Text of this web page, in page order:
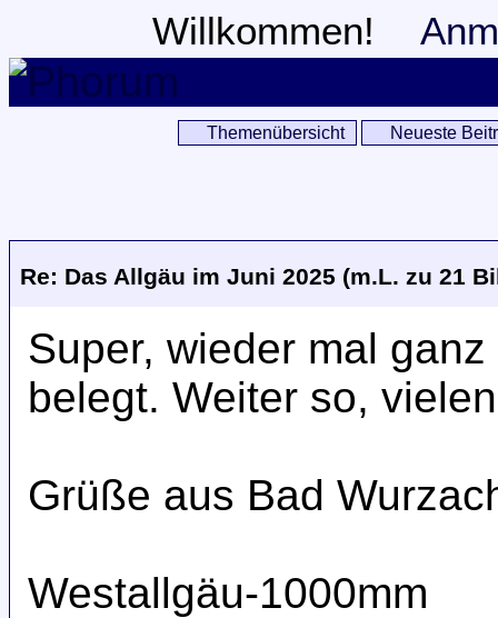
Willkommen!
Themenübersicht Neueste
Re: Das Allgäu im Juni 2025 (m.L. zu 21
Super, wieder mal
belegt. Weiter so,
Grüße aus Bad
Westallgäu-1000mm